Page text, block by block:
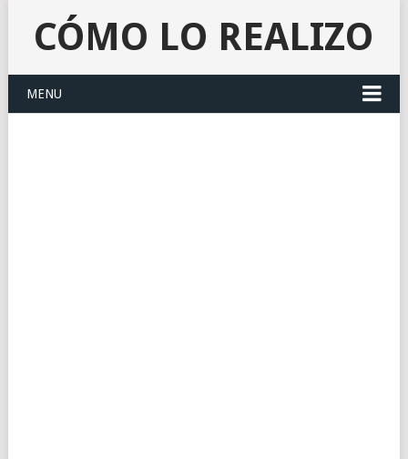
CÓMO LO REALIZO
MENU